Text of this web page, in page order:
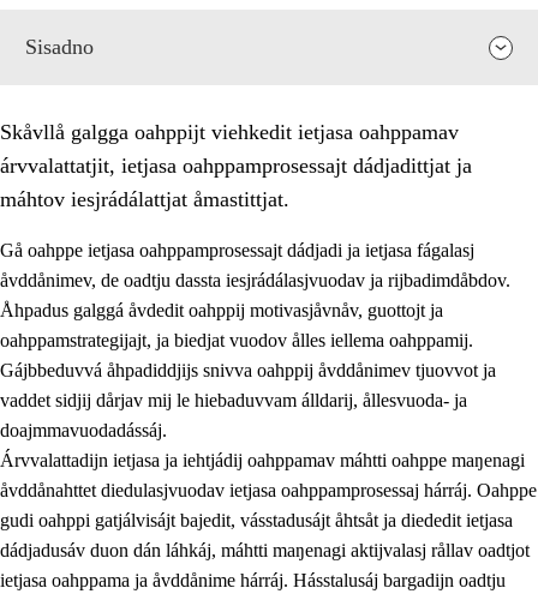
Sisadno
Prinsihpa oahppama, åvddånahttema ja ávddama hárráj
2.1 Sosiála oahppam ja åvddånibme
2.2 Máhtudahka fágáj hárráj
2.3 Vuodulasj tjehpudagá
Skåvllå galgga oahppijt viehkedit ietjasa oahppamav
árvvalattatjit, ietjasa oahppamprosessajt dádjadittjat ja
máhtov iesjrádálattjat åmastittjat.
Gå oahppe ietjasa oahppamprosessajt dádjadi ja ietjasa fágalasj
åvddånimev, de oadtju dassta iesjrádálasjvuodav ja rijbadimdåbdov.
Åhpadus galggá åvdedit oahppij motivasjåvnåv, guottojt ja
oahppamstrategijajt, ja biedjat vuodov ålles iellema oahppamij.
Gájbbeduvvá åhpadiddjijs snivva oahppij åvddånimev tjuovvot ja
vaddet sidjij dårjav mij le hiebaduvvam álldarij, ållesvuoda- ja
doajmmavuodadássáj.
Árvvalattadijn ietjasa ja iehtjádij oahppamav máhtti oahppe maŋenagi
åvddånahttet diedulasjvuodav ietjasa oahppamprosessaj hárráj. Oahppe
gudi oahppi gatjálvisájt bajedit, vásstadusájt åhtsåt ja diededit ietjasa
dádjadusáv duon dán láhkáj, máhtti maŋenagi aktijvalasj rållav oadtjot
ietjasa oahppama ja åvddånime hárráj. Hásstalusáj bargadijn oadtju